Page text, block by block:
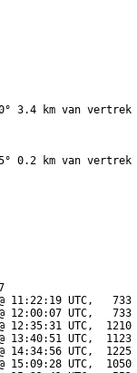
3.4 km van vertrek
0.2 km van vertrek
11:22:19 UTC,   733
12:00:07 UTC,   733
12:35:31 UTC,  1210
13:40:51 UTC,  1123
14:34:56 UTC,  1225
15:09:28 UTC,  1050